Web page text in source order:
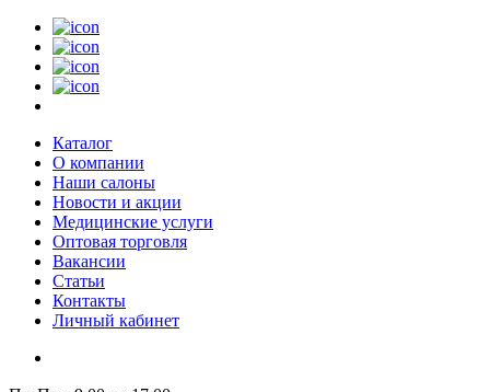
Каталог
О компании
Наши салоны
Новости и акции
Медицинские услуги
Оптовая торговля
Вакансии
Статьи
Контакты
Личный кабинет